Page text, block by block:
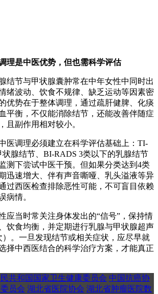
理是中医优势，但也需科学评估
结节与甲状腺囊肿常在中年女性中同时出
绪波动、饮食不规律、缺乏运动等因素密
优势在于整体调理，通过疏肝健脾、化痰
平衡，不仅能消除结节，还能改善伴随症
且副作用相对较小。
医调理必须建立在科学评估基础上：TI-
腺结节、BI-RADS 3类以下的乳腺结节
测下尝试中医干预。但如果分类达到4类
迅速增大、伴有声音嘶哑、乳头溢液等异
过西医检查排除恶性可能，不可盲目依赖
病情。
应当时常关注身体发出的“信号”，保持情
饮食均衡，并定期进行乳腺与甲状腺超声
。一旦发现结节或相关症状，应尽早就
择中西医结合的科学治疗方案，才能真正
共和国国家卫生健康委员会 中国抗癌协
员会 湖北省医院协会 湖北省肿瘤医院数